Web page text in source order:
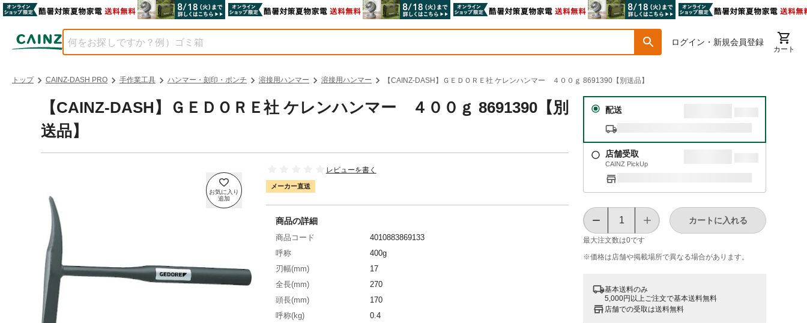
ログイン・新規会員登録
カート
トップ CAINZ-DASH PRO 手作業工具 ハンマー・刻印・ポンチ 溶接用ハンマー 溶接用ハンマー 【CAINZ-DASH】ＧＥＤＯＲＥ社 ケレンハンマー ４００ｇ 8691390【別送品】
【CAINZ-DASH】ＧＥＤＯＲＥ社 ケレンハンマー ４００ｇ 8691390【別
送品】
レビューを書く
メーカー直送
配送
店舗受取
CAINZ PickUp
最大注文数は0です
カートに入れる
※価格は​店舗や​掲載場所で​異なる​場合が​あります。
基本送料のみ
5,000円以上ご注文で基本送料無料
店舗での受取は送料無料
商品の詳細
商品コード
4010883869133
呼称
400g
刃幅(mm)
17
全長(mm)
270
頭長(mm)
170
呼称(kg)
0.4